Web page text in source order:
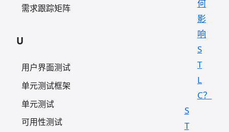
需求跟踪矩阵
U
用户界面测试
单元测试框架
单元测试
可用性测试
何
影
响
S
T
L
C？
S
T